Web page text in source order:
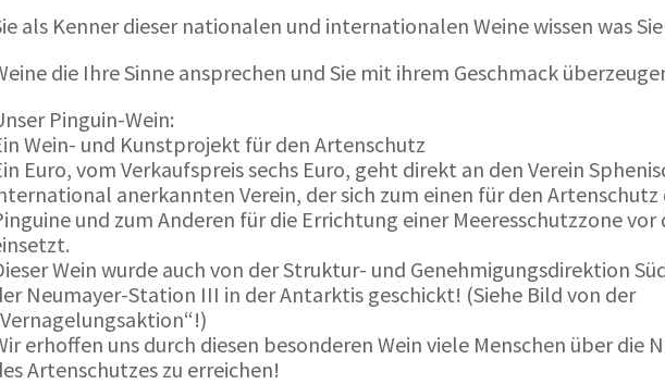
als Kenner dieser nationalen und internationalen Weine wissen was
die Ihre Sinne ansprechen und Sie mit ihrem Geschmack
Pinguin-Wein:
Wein- und Kunstprojekt für den Artenschutz
Euro, vom Verkaufspreis sechs Euro, geht direkt an den Verein
anerkannten Verein, der sich zum einen für den
und zum Anderen für die Errichtung einer Meeresschutzzone vor
Wein wurde auch von der Struktur- und Genehmigungsdirektion
Neumayer-Station III in der Antarktis geschickt! (Siehe Bild von der
erhoffen uns durch diesen besonderen Wein viele Menschen über die
Artenschutzes zu erreichen!